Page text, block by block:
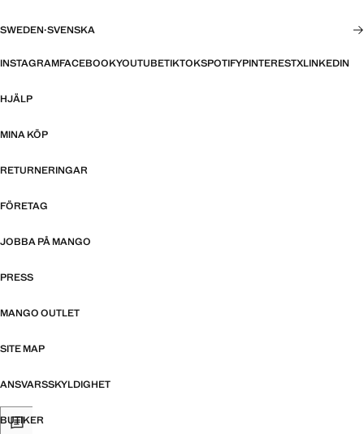
SWEDEN·SVENSKA
INSTAGRAMFACEBOOKYOUTUBETIKTOKSPOTIFYPINTERESTXLINKEDIN
HJÄLP
MINA KÖP
RETURNERINGAR
FÖRETAG
JOBBA PÅ MANGO
PRESS
MANGO OUTLET
SITE MAP
ANSVARSSKYLDIGHET
BUTIKER